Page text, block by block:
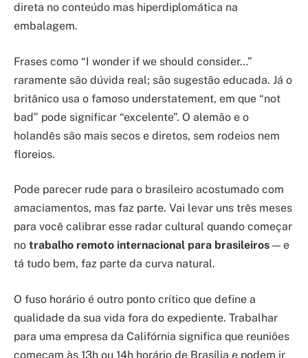
direta no conteúdo mas hiperdiplomática na
embalagem.
Frases como “I wonder if we should consider…”
raramente são dúvida real; são sugestão educada. Já o
britânico usa o famoso understatement, em que “not
bad” pode significar “excelente”. O alemão e o
holandês são mais secos e diretos, sem rodeios nem
floreios.
Pode parecer rude para o brasileiro acostumado com
amaciamentos, mas faz parte. Vai levar uns três meses
para você calibrar esse radar cultural quando começar
no trabalho remoto internacional para brasileiros — e
tá tudo bem, faz parte da curva natural.
O fuso horário é outro ponto crítico que define a
qualidade da sua vida fora do expediente. Trabalhar
para uma empresa da Califórnia significa que reuniões
começam às 13h ou 14h horário de Brasília e podem ir